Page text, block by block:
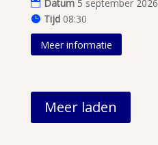
Datum 5 september 2026
Tijd 08:30
Meer informatie
Meer laden